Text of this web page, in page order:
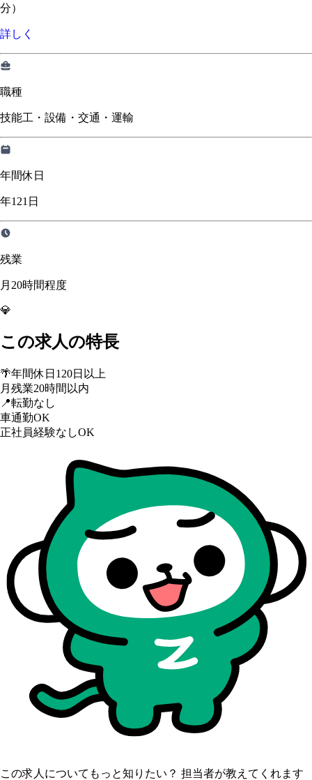
分）
詳しく
職種
技能工・設備・交通・運輸
年間休日
年121日
残業
月20時間程度
💎
この求人の特長
🌴年間休日120日以上
月残業20時間以内
📍転勤なし
車通勤OK
正社員経験なしOK
この求人についてもっと知りたい？ 担当者が教えてくれます